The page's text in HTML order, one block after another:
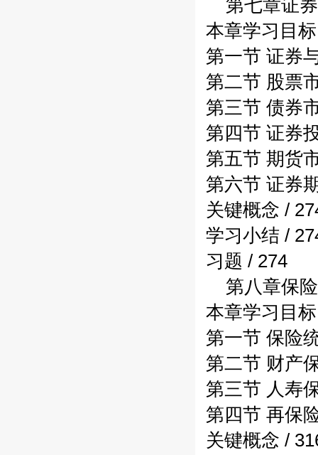
第七章证
本章学习目
第一节 证券
第二节 股票
第三节 债券
第四节 证券
第五节 期货
第六节 证券
关键概念 /
学习小结 /
习题 / 274
第八章保
本章学习目
第一节 保险
第二节 财产
第三节 人寿
第四节 再保
关键概念 /